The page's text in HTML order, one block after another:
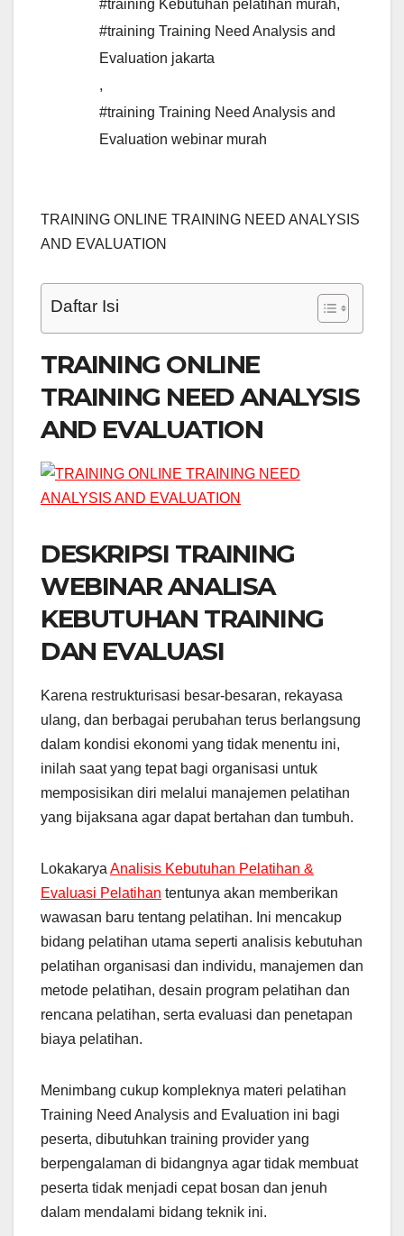
#training Kebutuhan pelatihan murah,
#training Training Need Analysis and
Evaluation jakarta
,
#training Training Need Analysis and
Evaluation webinar murah
TRAINING ONLINE TRAINING NEED ANALYSIS
AND EVALUATION
Daftar Isi
TRAINING ONLINE
TRAINING NEED ANALYSIS
AND EVALUATION
DESKRIPSI TRAINING
WEBINAR ANALISA
KEBUTUHAN TRAINING
DAN EVALUASI
Karena restrukturisasi besar-besaran, rekayasa
ulang, dan berbagai perubahan terus berlangsung
dalam kondisi ekonomi yang tidak menentu ini,
inilah saat yang tepat bagi organisasi untuk
memposisikan diri melalui manajemen pelatihan
yang bijaksana agar dapat bertahan dan tumbuh.
Lokakarya Analisis Kebutuhan Pelatihan &
Evaluasi Pelatihan tentunya akan memberikan
wawasan baru tentang pelatihan. Ini mencakup
bidang pelatihan utama seperti analisis kebutuhan
pelatihan organisasi dan individu, manajemen dan
metode pelatihan, desain program pelatihan dan
rencana pelatihan, serta evaluasi dan penetapan
biaya pelatihan.
Menimbang cukup kompleknya materi pelatihan
Training Need Analysis and Evaluation ini bagi
peserta, dibutuhkan training provider yang
berpengalaman di bidangnya agar tidak membuat
peserta tidak menjadi cepat bosan dan jenuh
dalam mendalami bidang teknik ini.